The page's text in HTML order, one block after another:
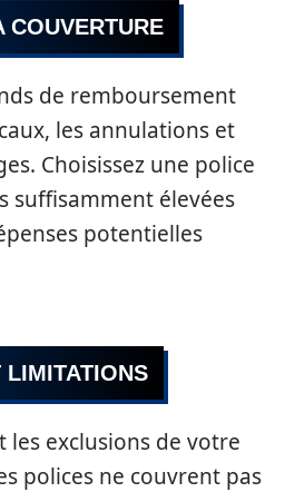
COUVERTURE
de remboursement
les annulations et
Choisissez une police
suffisamment élevées
potentielles
LIMITATIONS
les exclusions de votre
polices ne couvrent pas